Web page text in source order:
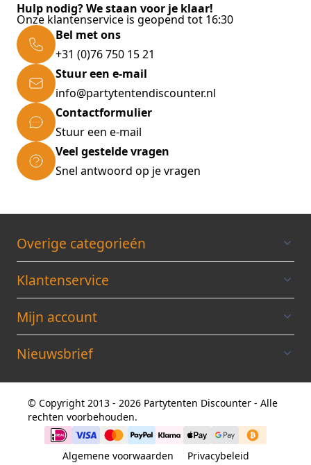
Hulp nodig? We staan voor je klaar!
Onze klantenservice is geopend tot 16:30
Bel met ons
+31 (0)76 750 15 21
Stuur een e-mail
info@partytentendiscounter.nl
Contactformulier
Stuur een e-mail
Veel gestelde vragen
Snel antwoord op je vragen
Overige categorieén
Klantenservice
Mijn account
Nieuwsbrief
© Copyright 2013 - 2026 Partytenten Discounter - Alle
rechten voorbehouden.
Algemene voorwaarden Privacybeleid